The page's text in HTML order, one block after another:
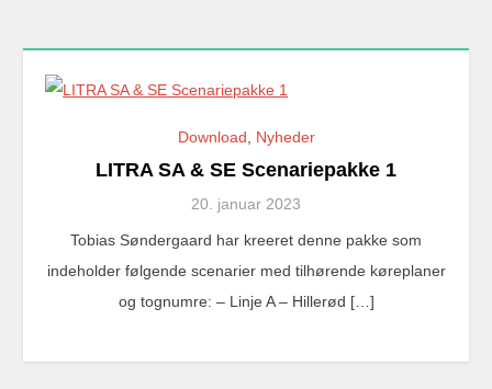
Download Nyheder
LITRA SA & SE Scenariepakke 1
20. januar 2023
Tobias Søndergaard har kreeret denne pakke som
indeholder følgende scenarier med tilhørende køreplaner
og tognumre: – Linje A – Hillerød […]